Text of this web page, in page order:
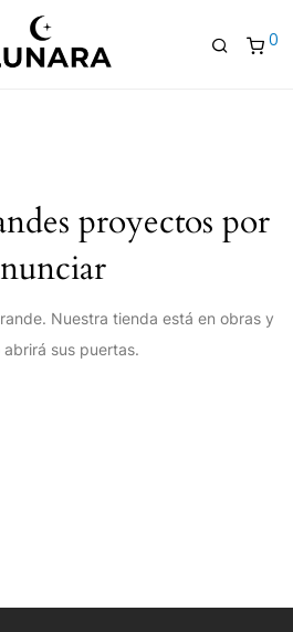
0
proyectos por
Nuestra tienda está en obras y
abrirá sus puertas.